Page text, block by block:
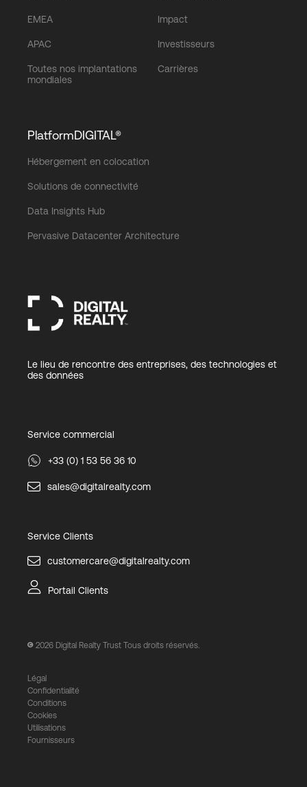
EMEA
APAC
Toutes nos implantations
mondiales
Impact
Investisseurs
Carrières
PlatformDIGITAL®
Hébergement en colocation
Solutions de connectivité
Data Insights Hub
Pervasive Datacenter Architecture
Le lieu de rencontre des entreprises, des technologies et
des données
Service commercial
+33 (0) 1 53 56 36 10
sales@digitalrealty.com
Service Clients
customercare@digitalrealty.com
Portail Clients
2026 Digital Realty Trust Tous droits réservés.
Légal
Confidentialité
Conditions
Cookies
Utilisations
Fournisseurs